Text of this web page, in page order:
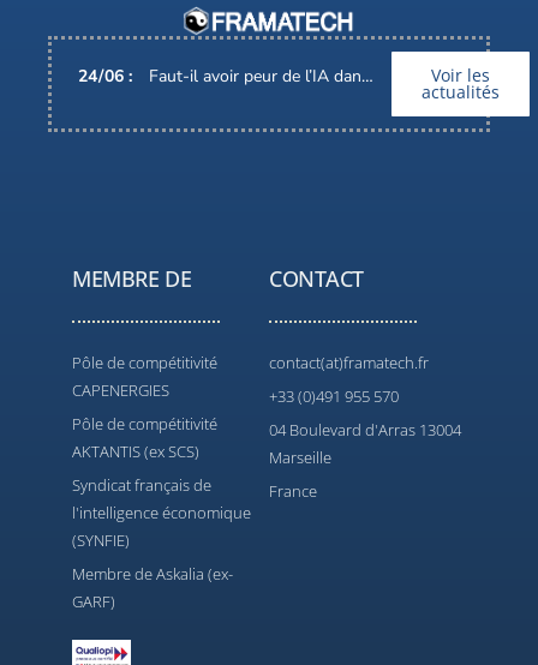
24/06 : Faut-il avoir peur de l’IA dans nos métiers ? Voir les
actualités
MEMBRE DE
Pôle de compétitivité
CAPENERGIES
Pôle de compétitivité
AKTANTIS (ex SCS)
Syndicat français de
l'intelligence économique
(SYNFIE)
Membre de Askalia (ex-
GARF)
CONTACT
contact(at)framatech.fr
+33 (0)491 955 570
04 Boulevard d'Arras 13004
Marseille
France